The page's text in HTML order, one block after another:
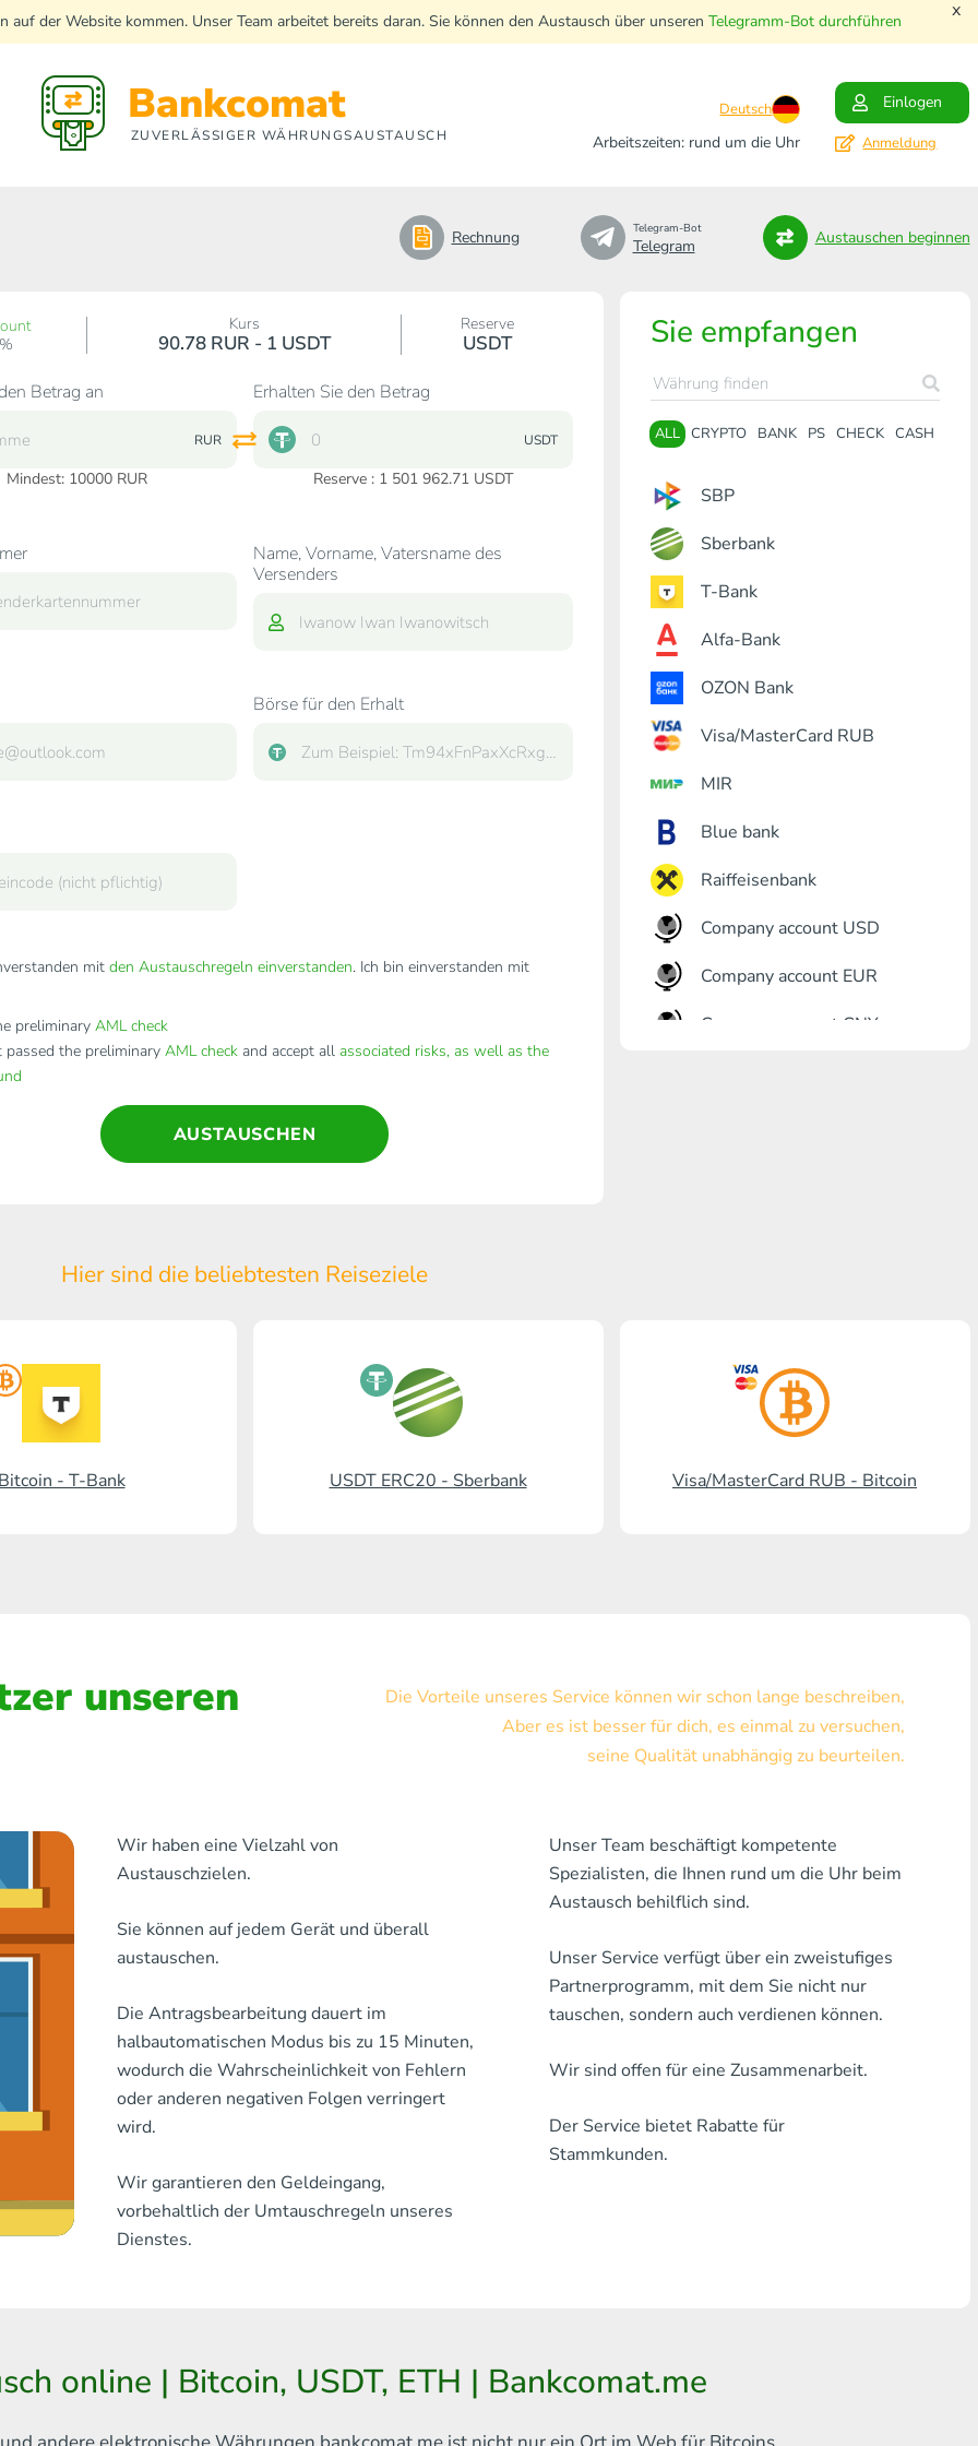
der Website kommen. Unser Team arbeitet bereits daran. Sie können den Austausch über unseren Telegramm-Bot durchführen x
Bankcomat
ZUVERLÄSSIGER WÄHRUNGSAUSTAUSCH
Deutsch
Einlogen
Arbeitszeiten: rund um die Uhr
Anmeldung
Rechnung Telegram-Bot
Telegram Austauschen beginnen
Sie empfangen
ALL CRYPTO BANK PS CHECK CASH
SBP
Sberbank
T-Bank
Alfa-Bank
OZON Bank
Visa/MasterCard RUB
MIR
Blue bank
Raiffeisenbank
Company account USD
Company account EUR
Company account CNY
Visa/MasterCard KGS
Kaspi Bank
Jede Bank MDL
Jede Bank AMD
Jede Bank USZ
Jede Bank GEL
Jede Bank THB
Visa/MasterCard AMD
Visa/MasterCard TRY
Kurs
90.78 RUR - 1 USDT
Reserve
USDT
Betrag an
RUR
Mindest: 10000RUR
Erhalten Sie den Betrag
USDT
Reserve : 1 501 962.71 USDT
Name, Vorname, Vatersname des
Versenders
Börse für den Erhalt
mit den Austauschregeln einverstanden. Ich bin einverstanden mit
preliminary AML check
the preliminary AML checkand accept all associated risks, as well as the
AUSTAUSCHEN
Hier sind die beliebtesten Reiseziele
Bitcoin - T-Bank USDT ERC20 - Sberbank Visa/MasterCard RUB - Bitcoin
unseren
Die Vorteile unseres Service können wir schon lange beschreiben,
Aber es ist besser für dich, es einmal zu versuchen,
seine Qualität unabhängig zu beurteilen.
Wir haben eine Vielzahl von
Austauschzielen.
Sie können auf jedem Gerät und überall
austauschen.
Die Antragsbearbeitung dauert im
halbautomatischen Modus bis zu 15 Minuten,
wodurch die Wahrscheinlichkeit von Fehlern
oder anderen negativen Folgen verringert
wird.
Wir garantieren den Geldeingang,
vorbehaltlich der Umtauschregeln unseres
Dienstes.
Unser Team beschäftigt kompetente
Spezialisten, die Ihnen rund um die Uhr beim
Austausch behilflich sind.
Unser Service verfügt über ein zweistufiges
Partnerprogramm, mit dem Sie nicht nur
tauschen, sondern auch verdienen können.
Wir sind offen für eine Zusammenarbeit.
Der Service bietet Rabatte für
Stammkunden.
online | Bitcoin, USDT, ETH | Bankcomat.me